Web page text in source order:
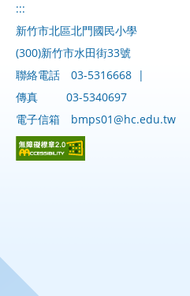
:::
新竹市北區北門國民小學
(300)新竹市水田街33號
聯絡電話
03-5316668 |
傳真
03-5340697
電子信箱
bmps01@hc.edu.tw